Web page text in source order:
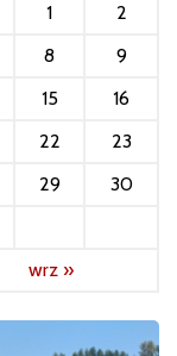
1
2
8
9
15
16
22
23
29
30
wrz »